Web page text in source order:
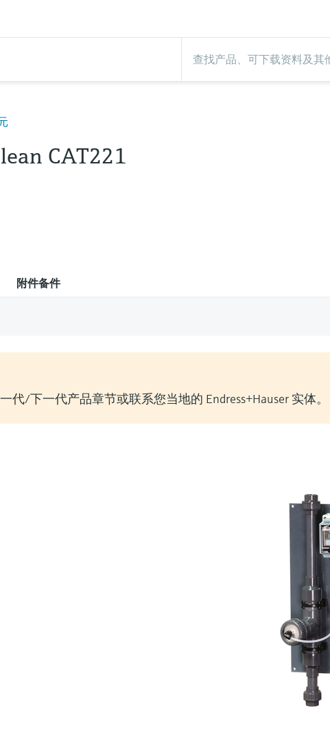
CAT221
附件备件
代/下一代产品章节或联系您当地的 Endress+Hauser 实体。